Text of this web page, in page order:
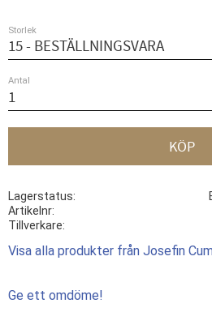
Storlek
Antal
KÖP
Lagerstatus
Artikelnr
Tillverkare
Visa alla produkter från Josefin
Ge ett omdöme!